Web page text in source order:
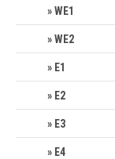
WE1
WE2
E1
E2
E3
E4